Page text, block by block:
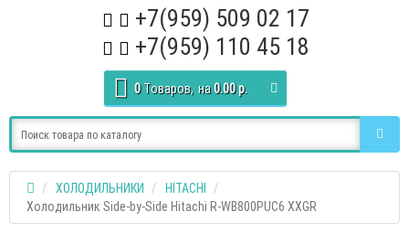
+7(959) 509 02 17
+7(959) 110 45 18
0 Tоваров, на0.00 р.
ХОЛОДИЛЬНИКИ
HITACHI
Холодильник Side-by-Side Hitachi R-WB800PUC6 XXGR